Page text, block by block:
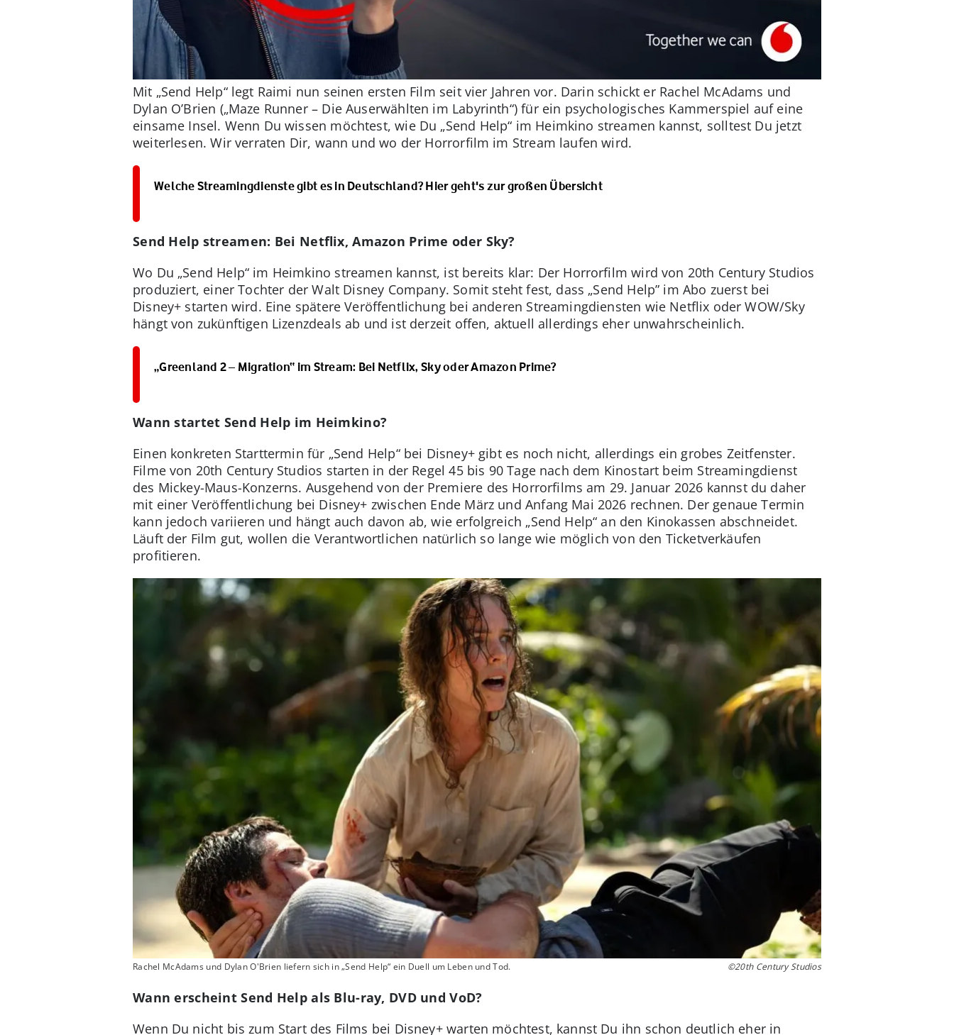
Mit „Send Help“ legt Raimi nun seinen ersten Film seit vier Jahren vor. Darin schickt er Rachel McAdams und
Dylan O’Brien („Maze Runner – Die Auserwählten im Labyrinth“) für ein psychologisches Kammerspiel auf eine
einsame Insel. Wenn Du wissen möchtest, wie Du „Send Help“ im Heimkino streamen kannst, solltest Du jetzt
weiterlesen. Wir verraten Dir, wann und wo der Horrorfilm im Stream laufen wird.
Welche Streamingdienste gibt es in Deutschland? Hier geht's zur großen Übersicht
Send Help streamen: Bei Netflix, Amazon Prime oder Sky?
Wo Du „Send Help“ im Heimkino streamen kannst, ist bereits klar: Der Horrorfilm wird von 20th Century Studios
produziert, einer Tochter der Walt Disney Company. Somit steht fest, dass „Send Help” im Abo zuerst bei
Disney+ starten wird. Eine spätere Veröffentlichung bei anderen Streamingdiensten wie Netflix oder WOW/Sky
hängt von zukünftigen Lizenzdeals ab und ist derzeit offen, aktuell allerdings eher unwahrscheinlich.
„Greenland 2 – Migration“ im Stream: Bei Netflix, Sky oder Amazon Prime?
Wann startet Send Help im Heimkino?
Einen konkreten Starttermin für „Send Help“ bei Disney+ gibt es noch nicht, allerdings ein grobes Zeitfenster.
Filme von 20th Century Studios starten in der Regel 45 bis 90 Tage nach dem Kinostart beim Streamingdienst
des Mickey-Maus-Konzerns. Ausgehend von der Premiere des Horrorfilms am 29. Januar 2026 kannst du daher
mit einer Veröffentlichung bei Disney+ zwischen Ende März und Anfang Mai 2026 rechnen. Der genaue Termin
kann jedoch variieren und hängt auch davon ab, wie erfolgreich „Send Help“ an den Kinokassen abschneidet.
Läuft der Film gut, wollen die Verantwortlichen natürlich so lange wie möglich von den Ticketverkäufen
profitieren.
Rachel McAdams und Dylan O'Brien liefern sich in „Send Help“ ein Duell um Leben und Tod. ©20th Century Studios
Wann erscheint Send Help als Blu-ray, DVD und VoD?
Wenn Du nicht bis zum Start des Films bei Disney+ warten möchtest, kannst Du ihn schon deutlich eher in